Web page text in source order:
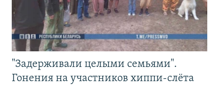
"Задерживали целыми семьями".
Гонения на участников хиппи-слёта